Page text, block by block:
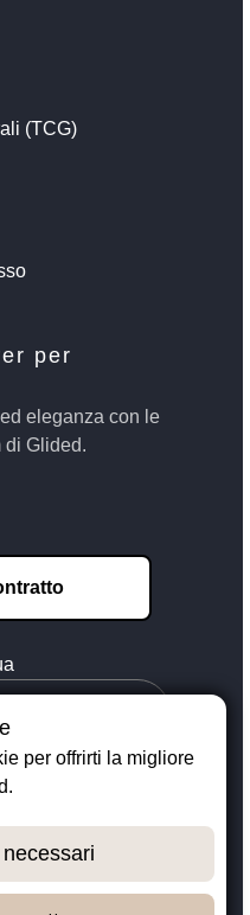
(TCG)
per
eleganza con le
di Glided.
per offrirti la migliore